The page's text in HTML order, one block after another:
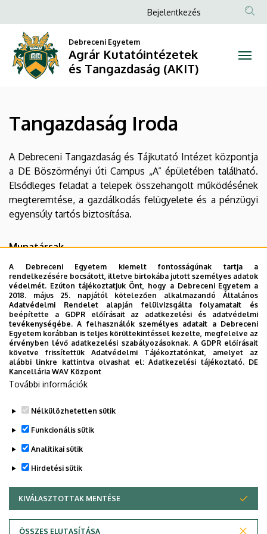
Iroda
Agrár
Kutatóintézetek
és
Tangazdaság
(AKIT)
a
tartalomra
Anonim
fiók
menüje
Bejelentkezés
Debreceni Egyetem
Agrár Kutatóintézetek
és Tangazdaság (AKIT)
Tangazdaság Iroda
A Debreceni Tangazdaság és Tájkutató Intézet központja
a DE Böszörményi úti Campus „A” épületében található.
Elsődleges feladat a telepek összehangolt működésének
megteremtése, a gazdálkodás felügyelete és a pénzügyi
egyensúly tartós biztosítása.
Munatársak
Nagy-Létray Judit (jelenleg CSED-en)
(ügyvivő-
szakértő)
Kreczné Kovács Edina(ügyintéző)
Nagyné Vadász Krisztina(ügyvivő-szakértő)
Legutóbbi frissítés: 2025. 09. 04. 07:48
Adatvédelem
A Debreceni Egyetem kiemelt fontosságúnak tartja a
rendelkezésére bocsátott, illetve birtokába jutott személyes adatok
védelmét. Ezúton tájékoztatjuk Önt, hogy a Debreceni Egyetem a
2018. május 25. napjától kötelezően alkalmazandó Általános
Adatvédelmi Rendelet alapján felülvizsgálta folyamatait és
beépítette a GDPR előírásait az adatkezelési és adatvédelmi
tevékenységébe. A felhasználók személyes adatait a Debreceni
Egyetem korábban is teljes körültekintéssel kezelte, megfelelve az
érvényben lévő adatkezelési szabályozásoknak. A GDPR előírásait
követve frissítettük Adatvédelmi Tájékoztatónkat, amelyet az
alábbi linkre kattintva olvashat el:Adatkezelési tájékoztató. DE
Kancellária WAV Központ
További információk
Nélkülözhetetlen sütik
Funkcionális sütik
Analitikai sütik
Hirdetési sütik
KIVÁLASZTOTTAK MENTÉSE
ÖSSZES ELUTASÍTÁSA
WITHDRAW CONSENT